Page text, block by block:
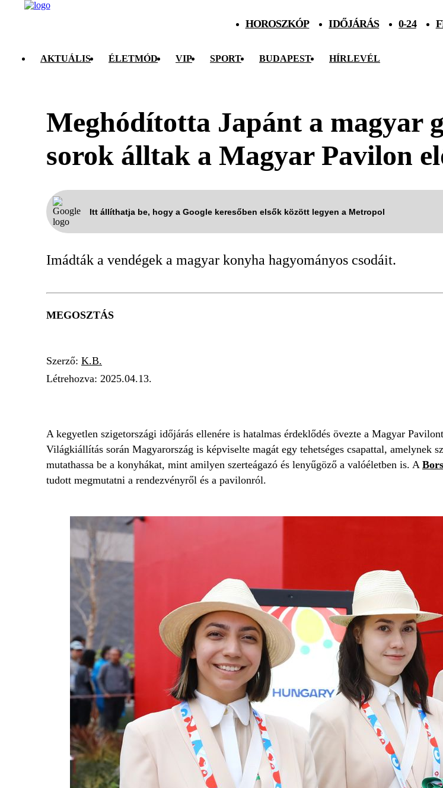
HOROSZKÓP IDŐJÁRÁS 0-24
AKTUÁLIS ÉLETMÓD VIP SPORT BUDAPEST HÍRLEVÉL
Meghódította Japánt a magyar
sorok álltak a Magyar Pavilon
Itt állíthatja be, hogy a Google keresőben elsők között legyen a Metropol
Imádták a vendégek a magyar konyha hagyományos csodáit.
MEGOSZTÁS
Szerző: K.B.
Létrehozva: 2025.04.13.
A kegyetlen szigetországi időjárás ellenére is hatalmas érdeklődés övezte a Magyar
Világkiállítás során Magyarország is képviselte magát egy tehetséges csapattal, amelynek
mutathassa be a konyhákat, mint amilyen szerteágazó és lenyűgöző a valóéletben is. A Bors
tudott megmutatni a rendezvényről és a pavilonról.